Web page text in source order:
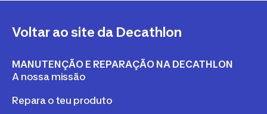
Voltar ao site da Decathlon
MANUTENÇÃO E REPARAÇÃO NA DECATHLON
A nossa missão
Repara o teu produto